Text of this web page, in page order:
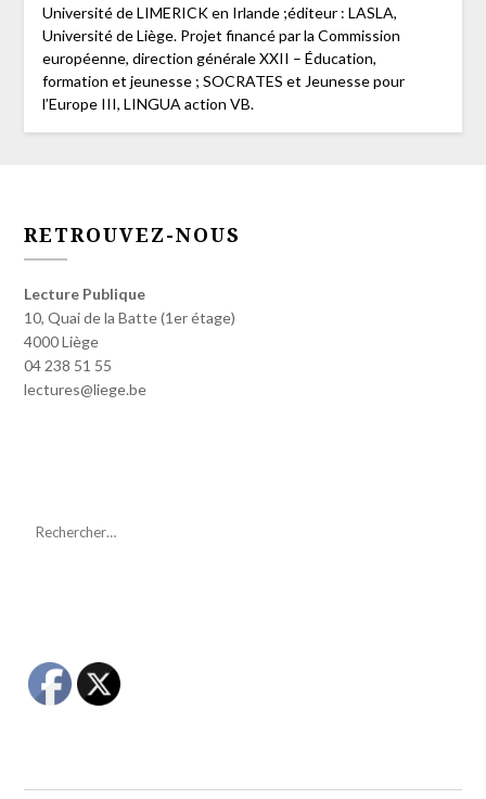
Université de LIMERICK en Irlande ;éditeur : LASLA,
Université de Liège. Projet financé par la Commission
européenne, direction générale XXII – Éducation,
formation et jeunesse ; SOCRATES et Jeunesse pour
l’Europe III, LINGUA action VB.
RETROUVEZ-NOUS
Lecture Publique
10, Quai de la Batte (1er étage)
4000 Liège
04 238 51 55
lectures@liege.be